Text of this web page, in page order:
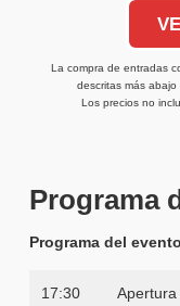
La compra de entradas
descritas más abajo
Los precios no
Programa
Programa del
17:30